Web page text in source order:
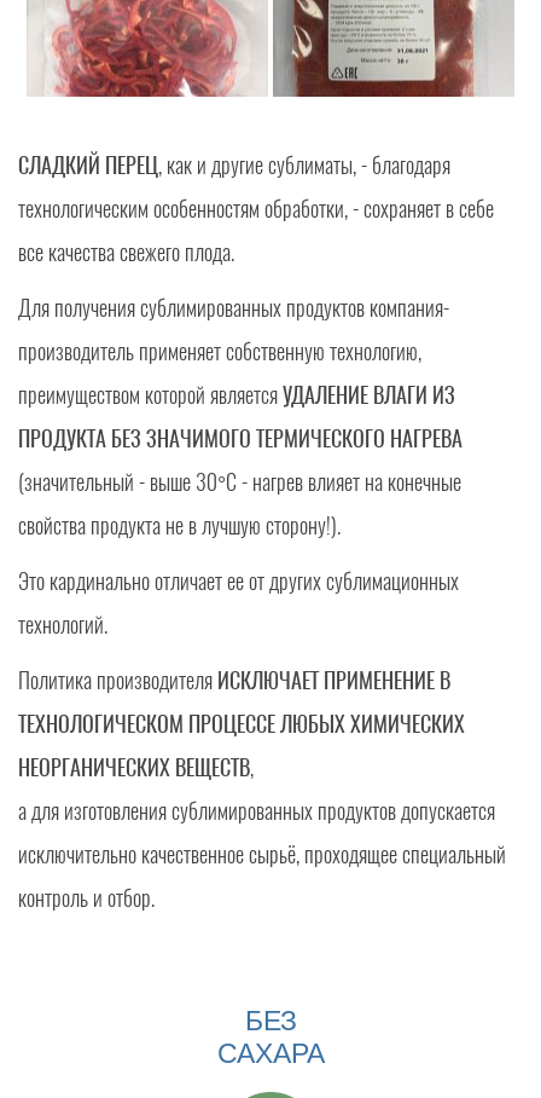
СЛАДКИЙ ПЕРЕЦ, как и другие сублиматы, - благодаря
технологическим особенностям обработки, - сохраняет в себе
все качества свежего плода.
Для получения сублимированных продуктов компания-
производитель применяет собственную технологию,
преимуществом которой являетсяУДАЛЕНИЕ ВЛАГИ ИЗ
ПРОДУКТА БЕЗ ЗНАЧИМОГО ТЕРМИЧЕСКОГО НАГРЕВА
(значительный - выше 30°C - нагрев влияет на конечные
свойства продукта не в лучшую сторону!).
Это кардинально отличает ее от других сублимационных
технологий.
Политика производителя ИСКЛЮЧАЕТ ПРИМЕНЕНИЕ В
ТЕХНОЛОГИЧЕСКОМ ПРОЦЕССЕ ЛЮБЫХ ХИМИЧЕСКИХ
НЕОРГАНИЧЕСКИХ ВЕЩЕСТВ,
а для изготовления сублимированных продуктов допускается
исключительно качественное сырьё, проходящее специальный
контроль и отбор.
БЕЗ
САХАРА